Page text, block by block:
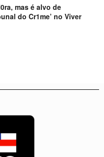
mas é alvo de
do Cr1me’ no Viver